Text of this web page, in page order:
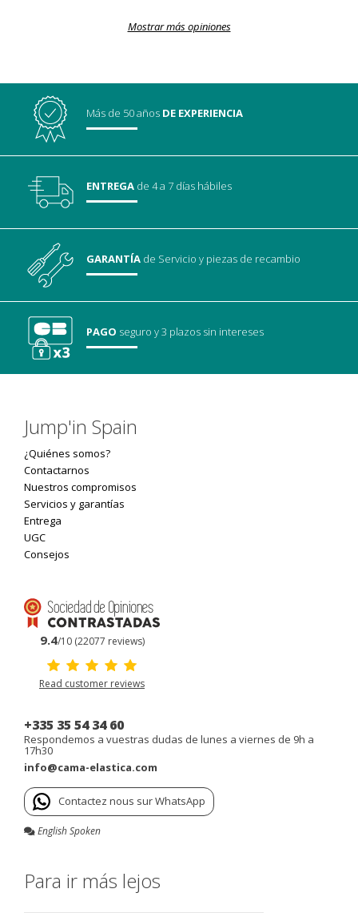
Mostrar más opiniones
Más de 50 años DE EXPERIENCIA
ENTREGA de 4 a 7 días hábiles
GARANTÍA de Servicioy piezas de recambio
PAGO seguroy 3 plazos sin intereses
Jump'in Spain
¿Quiénes somos?
Contactarnos
Nuestros compromisos
Servicios y garantías
Entrega
UGC
Consejos
9.4/10 (22077 reviews)
Read customer reviews
+335 35 54 34 60
Respondemos a vuestras dudas de lunes a viernes de 9h a
17h30
info@cama-elastica.com
Contactez nous sur WhatsApp
English Spoken
Para ir más lejos